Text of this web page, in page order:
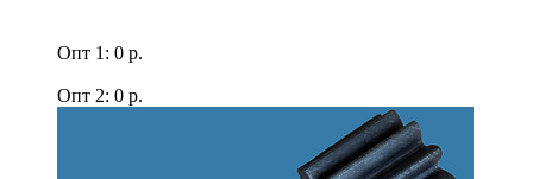
Опт 1: 0 р.
Опт 2: 0 р.